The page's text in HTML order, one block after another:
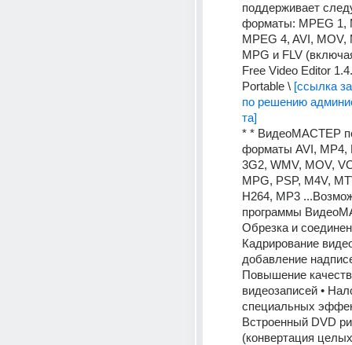
поддерживает
форматы: MPEG 1,
MPEG 4, AVI, MOV,
MPG и FLV
Free Video Editor
Portable \ [ссылка
по решению
та]
* * ВидеоМАСТЕР
форматы AVI, MP4,
3G2, WMV, MOV,
MPG, PSP, M4V,
H264, MP3
программы
Обрезка и
Кадрирование
добавление
Повышение
видеозаписей •
специальных
Встроенный DVD
(конвертация